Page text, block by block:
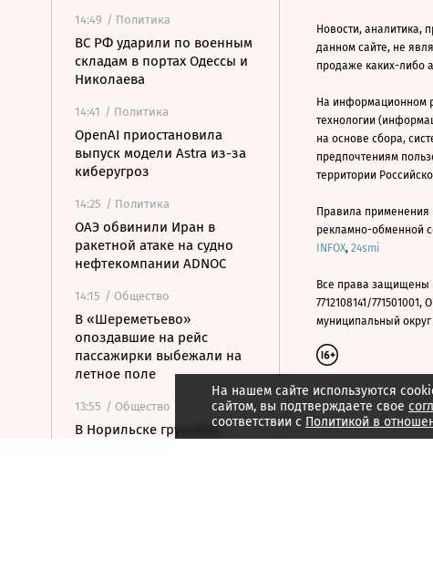
14:49 / Политика
ВС РФ ударили по военным
складам в портах Одессы и
Николаева
14:41 / Политика
OpenAI приостановила
выпуск модели Astra из-за
киберугроз
14:25 / Политика
ОАЭ обвинили Иран в
ракетной атаке на судно
нефтекомпании ADNOC
14:15 / Общество
В «Шереметьево»
опоздавшие на рейс
пассажирки выбежали на
летное поле
13:55 / Общество
В Норильске грузовой
На нашем сайте используются
сайтом, вы подтверждаете свое
соответствии с Политикой в
Новости, аналитика,
данном сайте, не
продаже каких-либо
На информационном
технологии
на основе сбора,
предпочтениям
территории
Правила применения
рекламно-обменной
INFOX, 24smi
Все права
7712108141/771501001,
муниципальный